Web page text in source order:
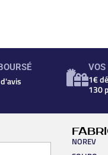
VOS
1€
130
NOREV